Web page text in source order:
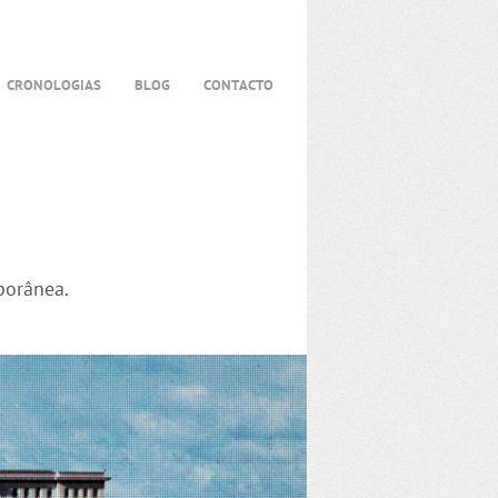
CRONOLOGIAS BLOG CONTACTO